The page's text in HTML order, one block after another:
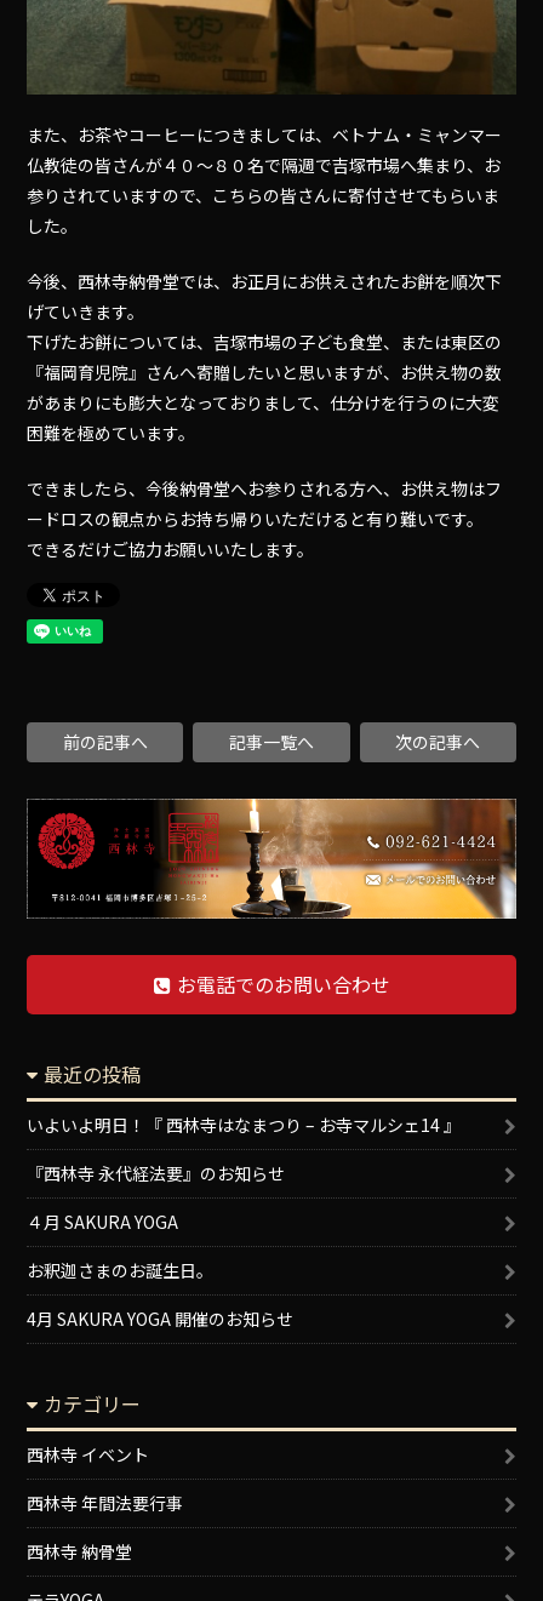
また、お茶やコーヒーにつきましては、ベトナム・ミャンマー
仏教徒の皆さんが４０〜８０名で隔週で吉塚市場へ集まり、お
参りされていますので、こちらの皆さんに寄付させてもらいま
した。
今後、西林寺納骨堂では、お正月にお供えされたお餅を順次下
げていきます。
下げたお餅については、吉塚市場の子ども食堂、または東区の
『福岡育児院』さんへ寄贈したいと思いますが、お供え物の数
があまりにも膨大となっておりまして、仕分けを行うのに大変
困難を極めています。
できましたら、今後納骨堂へお参りされる方へ、お供え物はフ
ードロスの観点からお持ち帰りいただけると有り難いです。
できるだけご協力お願いいたします。
前の記事へ 記事一覧へ 次の記事へ
お電話でのお問い合わせ
最近の投稿
いよいよ明日！『 西林寺はなまつり – お寺マルシェ14 』
『西林寺 永代経法要』のお知らせ
４月 SAKURA YOGA
お釈迦さまのお誕生日。
4月 SAKURA YOGA 開催のお知らせ
カテゴリー
西林寺 イベント
西林寺 年間法要行事
西林寺 納骨堂